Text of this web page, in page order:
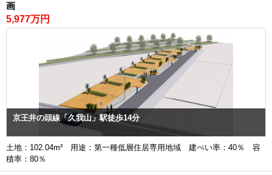
画
5,977万円
京王井の頭線「久我山」駅徒歩14分
土地：102.04m² 用途：第一種低層住居専用地域 建ぺい率：40％ 容
積率：80％